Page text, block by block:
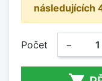
následujících
Počet −